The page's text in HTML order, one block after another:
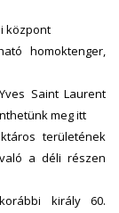
központ
homoktenger,
Saint Laurent
meg itt
területének
a déli részen
király 60.